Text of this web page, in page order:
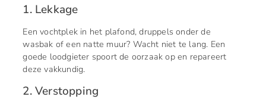
1. Lekkage
Een vochtplek in het plafond, druppels onder de
wasbak of een natte muur? Wacht niet te lang. Een
goede loodgieter spoort de oorzaak op en repareert
deze vakkundig.
2. Verstopping